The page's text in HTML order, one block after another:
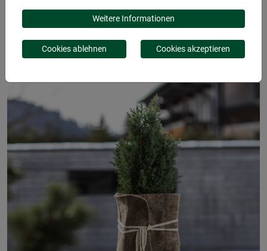
SCHAFWOLL-
FILZMATTE
Weitere Informationen
Cookies ablehnen Cookies akzeptieren